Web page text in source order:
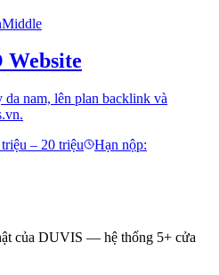
Middle
Website
nam, lên plan backlink và
– 20 triệu
Hạn nộp:
của DUVIS — hệ thống 5+ cửa